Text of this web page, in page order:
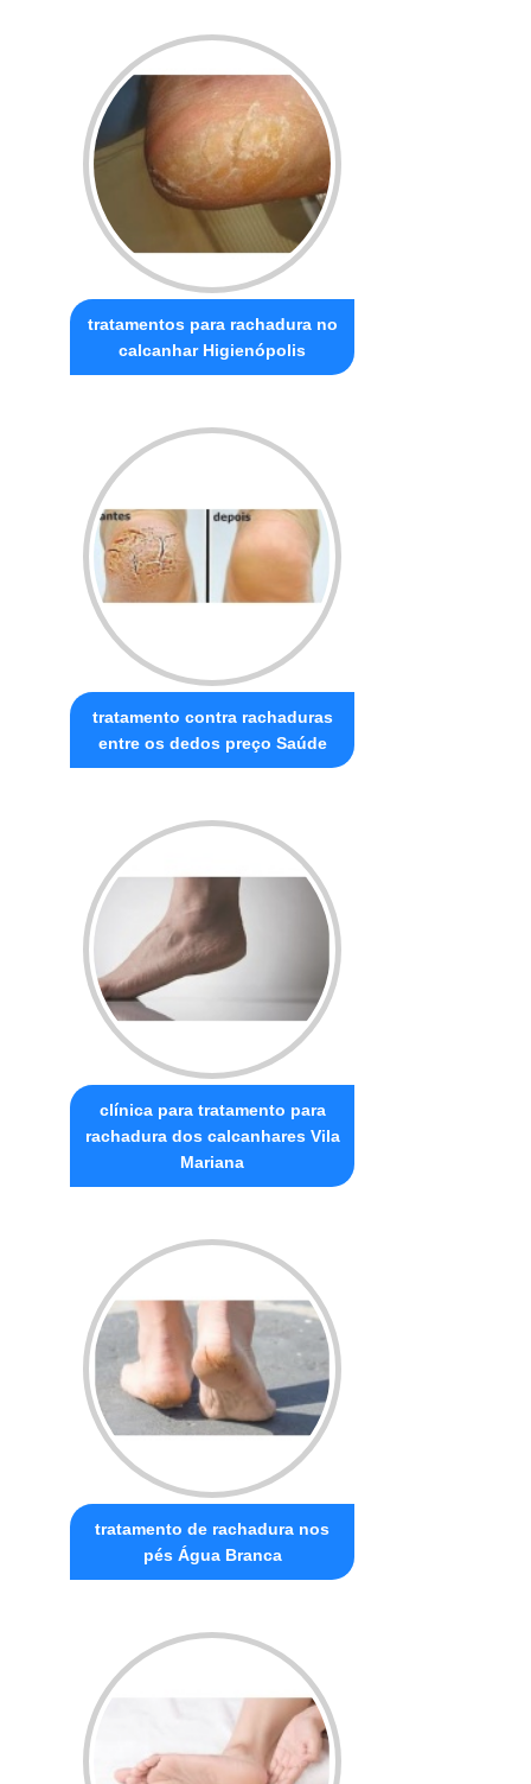
tratamentos para rachadura no
calcanhar Higienópolis
tratamento contra rachaduras
entre os dedos preço Saúde
clínica para tratamento para
rachadura dos calcanhares Vila
Mariana
tratamento de rachadura nos
pés Água Branca